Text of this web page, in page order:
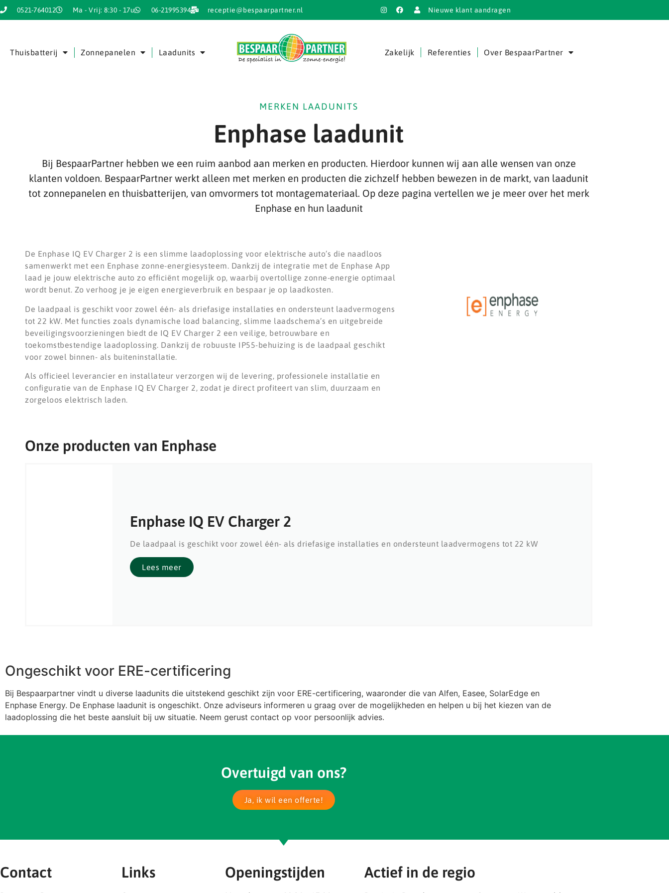
0521-764012 Ma - Vrij: 8:30 - 17u 06-21995394 receptie@bespaarpartner.nl Nieuwe klant aandragen
Thuisbatterij Zonnepanelen Laadunits Zakelijk Referenties Over BespaarPartner
MERKEN LAADUNITS
Enphase laadunit
Bij BespaarPartner hebben we een ruim aanbod aan merken en producten. Hierdoor kunnen wij aan alle wensen van onze
klanten voldoen. BespaarPartner werkt alleen met merken en producten die zichzelf hebben bewezen in de markt, van laadunit
tot zonnepanelen en thuisbatterijen, van omvormers tot montagemateriaal. Op deze pagina vertellen we je meer over het merk
Enphase en hun laadunit
De Enphase IQ EV Charger 2 is een slimme laadoplossing voor elektrische auto’s die naadloos
samenwerkt met een Enphase zonne-energiesysteem. Dankzij de integratie met de Enphase App
laad je jouw elektrische auto zo efficiënt mogelijk op, waarbij overtollige zonne-energie optimaal
wordt benut. Zo verhoog je je eigen energieverbruik en bespaar je op laadkosten.
De laadpaal is geschikt voor zowel één- als driefasige installaties en ondersteunt laadvermogens
tot 22 kW. Met functies zoals dynamische load balancing, slimme laadschema’s en uitgebreide
beveiligingsvoorzieningen biedt de IQ EV Charger 2 een veilige, betrouwbare en
toekomstbestendige laadoplossing. Dankzij de robuuste IP55-behuizing is de laadpaal geschikt
voor zowel binnen- als buiteninstallatie.
Als officieel leverancier en installateur verzorgen wij de levering, professionele installatie en
configuratie van de Enphase IQ EV Charger 2, zodat je direct profiteert van slim, duurzaam en
zorgeloos elektrisch laden.
Onze producten van Enphase
Enphase IQ EV Charger 2
De laadpaal is geschikt voor zowel één- als driefasige installaties en ondersteunt laadvermogens tot 22 kW
Lees meer
Ongeschikt voor ERE-certificering
Bij Bespaarpartner vindt u diverse laadunits die uitstekend geschikt zijn voor ERE-certificering, waaronder die van Alfen, Easee, SolarEdge en
Enphase Energy. De Enphase laadunit is ongeschikt. Onze adviseurs informeren u graag over de mogelijkheden en helpen u bij het kiezen van de
laadoplossing die het beste aansluit bij uw situatie. Neem gerust contact op voor persoonlijk advies.
Overtuigd van ons?
Ja, ik wil een offerte!
Contact Links Openingstijden Actief in de regio